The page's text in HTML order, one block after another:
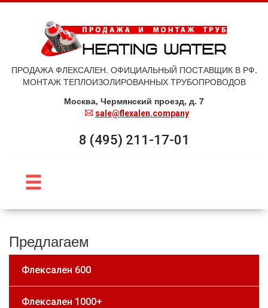
ПРОДАЖА ФЛЕКСАЛЕН. ОФИЦИАЛЬНЫЙ ПОСТАВЩИК В РФ.
МОНТАЖ ТЕПЛОИЗОЛИРОВАННЫХ ТРУБОПРОВОДОВ
Москва, Чермянский проезд, д. 7
sale@flexalen.company
8 (495) 211-17-01
Предлагаем
Флексален 600
Флексален 1000+